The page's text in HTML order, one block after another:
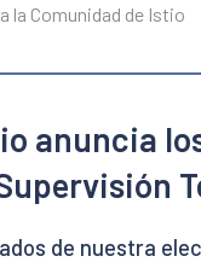
la Comunidad de Istio
anuncia
de nuestra